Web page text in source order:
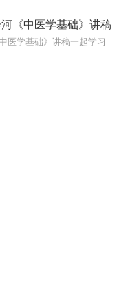
《中医学基础》讲稿
医学基础》讲稿一起学习